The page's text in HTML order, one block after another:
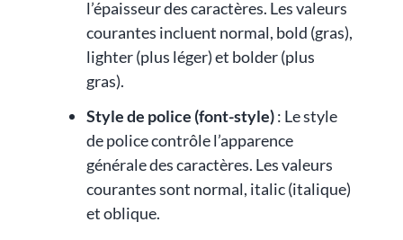
l’épaisseur des caractères. Les valeurs
courantes incluent normal, bold (gras),
lighter (plus léger) et bolder (plus
gras).
Style de police (font-style): Le style
de police contrôle l’apparence
générale des caractères. Les valeurs
courantes sont normal, italic (italique)
et oblique.